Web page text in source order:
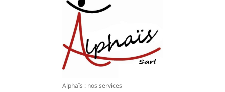
Alphaïs : nos services